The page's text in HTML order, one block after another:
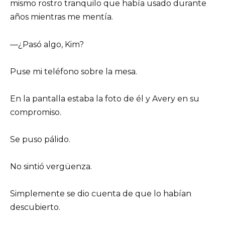
mismo rostro tranquilo que había usado durante
años mientras me mentía.
—¿Pasó algo, Kim?
Puse mi teléfono sobre la mesa.
En la pantalla estaba la foto de él y Avery en su
compromiso.
Se puso pálido.
No sintió vergüenza.
Simplemente se dio cuenta de que lo habían
descubierto.